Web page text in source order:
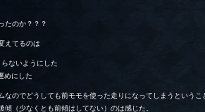
たのか？？？
えてるのは
ないようにした
めにした
なのでどうしても前モモを使った走りになってしまうという
傾（少なくとも前傾はしてない）のは感じた。